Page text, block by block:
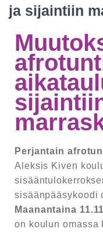
ja sijaintiin
Perjantain
Aleksis Kiven
sisäänpääsykoodi
Maanantaina
on koulun omassa